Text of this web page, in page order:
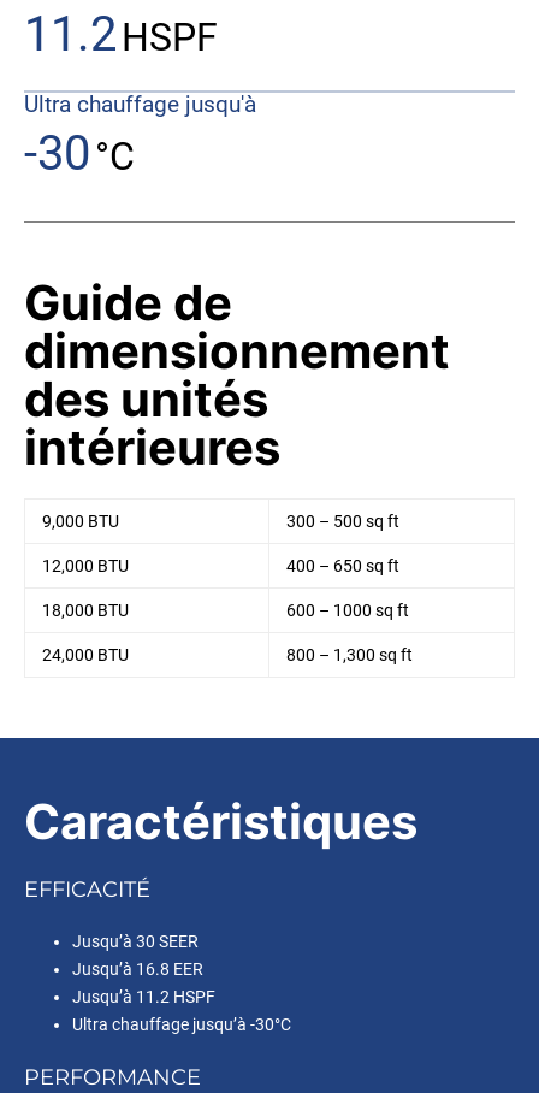
11.2HSPF
Ultra chauffage jusqu'à
-30°C
Guide de
dimensionnement
des unités
intérieures
9,000 BTU 300 – 500 sq ft
12,000 BTU 400 – 650 sq ft
18,000 BTU 600 – 1000 sq ft
24,000 BTU 800 – 1,300 sq ft
Caractéristiques
EFFICACITÉ
Jusqu’à 30 SEER
Jusqu’à 16.8 EER
Jusqu’à 11.2 HSPF
Ultra chauffage jusqu’à -30°C
PERFORMANCE